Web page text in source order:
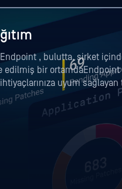
, bulutta, şirket
edilmiş bir ortamdaEndpoint
ihtiyaçlarınıza uyum